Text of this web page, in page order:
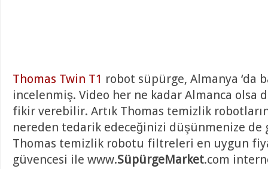
Thomas Twin T1 robot süpürge, Almanya ‘da
incelenmiş. Video her ne kadar Almanca olsa
fikir verebilir. Artık Thomas temizlik
nereden tedarik edeceğinizi düşünmenize de
Thomas temizlik robotu filtreleri en uygun
güvencesi ile www.SüpürgeMarket.com